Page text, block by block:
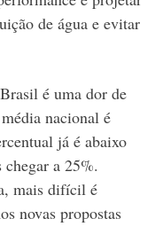
de água e evitar
é uma dor de
nacional é
já é abaixo
a 25%.
mais difícil é
novas propostas